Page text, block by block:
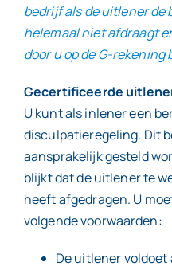
bedrijf als de uitlener
helemaal niet afdraagt
door u op de G-rekening
Gecertificeerde
U kunt als inlener een
disculpatieregeling. Dit
aansprakelijk gesteld
blijkt dat de uitlener te
heeft afgedragen. U
volgende voorwaarden:
De uitlener voldoet